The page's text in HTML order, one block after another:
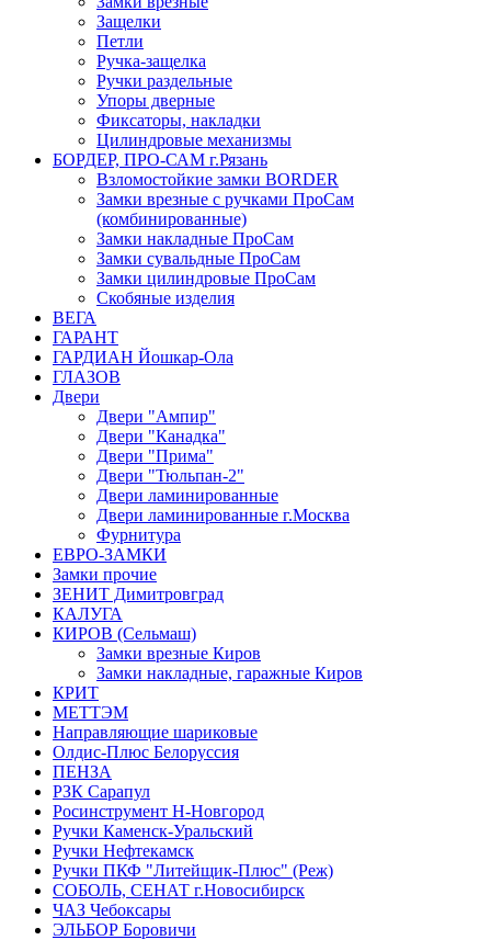
Защелки
Петли
Ручка-защелка
Ручки раздельные
Упоры дверные
Фиксаторы, накладки
Цилиндровые механизмы
БОРДЕР, ПРО-САМ г.Рязань
Взломостойкие замки BORDER
Замки врезные с ручками ПроСам
(комбинированные)
Замки накладные ПроСам
Замки сувальдные ПроСам
Замки цилиндровые ПроСам
Скобяные изделия
ВЕГА
ГАРАНТ
ГАРДИАН Йошкар-Ола
ГЛАЗОВ
Двери
Двери "Ампир"
Двери "Канадка"
Двери "Прима"
Двери "Тюльпан-2"
Двери ламинированные
Двери ламинированные г.Москва
Фурнитура
ЕВРО-ЗАМКИ
Замки прочие
ЗЕНИТ Димитровград
КАЛУГА
КИРОВ (Сельмаш)
Замки врезные Киров
Замки накладные, гаражные Киров
КРИТ
МЕТТЭМ
Направляющие шариковые
Олдис-Плюс Белоруссия
ПЕНЗА
РЗК Сарапул
Росинструмент Н-Новгород
Ручки Каменск-Уральский
Ручки Нефтекамск
Ручки ПКФ "Литейщик-Плюс" (Реж)
СОБОЛЬ, СЕНАТ г.Новосибирск
ЧАЗ Чебоксары
ЭЛЬБОР Боровичи